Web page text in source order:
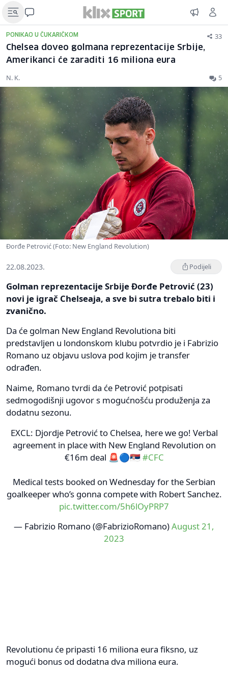
PONIKAO U ČUKARIČKOM 33
Chelsea doveo golmana reprezentacije Srbije,
Amerikanci će zaraditi 16 miliona eura
N. K. 5
Đorđe Petrović (Foto: New England Revolution)
22.08.2023. Podijeli
Golman reprezentacije Srbije Đorđe Petrović (23)
novi je igrač Chelseaja, a sve bi sutra trebalo biti i
zvanično.
Da će golman New England Revolutiona biti
predstavljen u londonskom klubu potvrdio je i Fabrizio
Romano uz objavu uslova pod kojim je transfer
odrađen.
Naime, Romano tvrdi da će Petrović potpisati
sedmogodišnji ugovor s mogućnošću produženja za
dodatnu sezonu.
EXCL: Djordje Petrović to Chelsea, here we go! Verbal
agreement in place with New England Revolution on
€16m deal 🚨🔵🇷🇸#CFC
Medical tests booked on Wednesday for the Serbian
goalkeeper who’s gonna compete with Robert Sanchez.
pic.twitter.com/5h6lOyPRP7
— Fabrizio Romano (@FabrizioRomano)August 21,
2023
Revolutionu će pripasti 16 miliona eura fiksno, uz
mogući bonus od dodatna dva miliona eura.